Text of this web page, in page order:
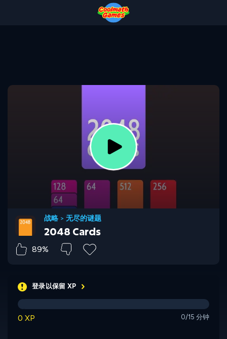
战略 > 无尽的谜题
2048 Cards
89%
登录以保留 XP
0 XP 0/15 分钟